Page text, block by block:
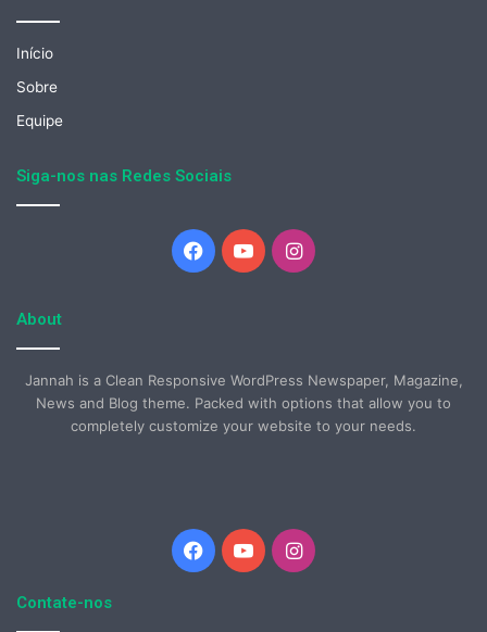
Início
Sobre
Equipe
Siga-nos nas Redes Sociais
Facebook
YouTubeInstagram
About
Jannah is a Clean Responsive WordPress Newspaper, Magazine,
News and Blog theme. Packed with options that allow you to
completely customize your website to your needs.
Facebook
YouTubeInstagram
Contate-nos